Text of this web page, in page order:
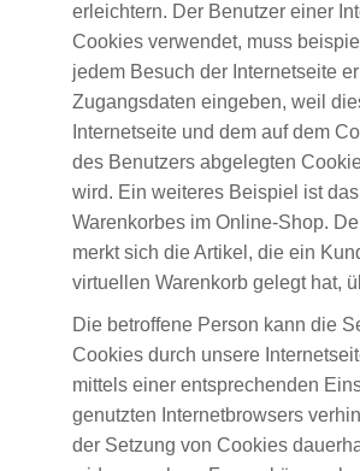
erleichtern. Der Benutzer einer
Cookies verwendet, muss
jedem Besuch der Internetseite
Zugangsdaten eingeben, weil
Internetseite und dem auf dem
des Benutzers abgelegten
wird. Ein weiteres Beispiel ist
Warenkorbes im Online-Shop.
merkt sich die Artikel, die ein
virtuellen Warenkorb gelegt hat,
Die betroffene Person kann die
Cookies durch unsere
mittels einer entsprechenden
genutzten Internetbrowsers
der Setzung von Cookies